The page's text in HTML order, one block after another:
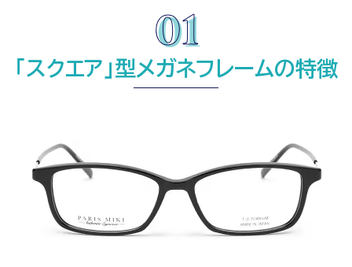
「スクエア」型メガネフレームの特徴